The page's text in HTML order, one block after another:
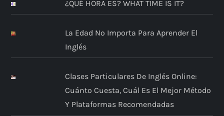
¿QUÉ HORA ES? WHAT TIME IS IT?
La Edad No Importa Para Aprender El
Inglés
Clases Particulares De Inglés Online:
Cuánto Cuesta, Cuál Es El Mejor Método
Y Plataformas Recomendadas